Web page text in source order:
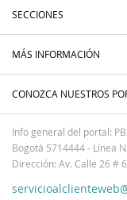
SECCIONES
MÁS INFORMACIÓN
CONOZCA NUESTROS
Info general del portal:
Bogotá 5714444 - Línea
Dirección: Av. Calle 26 #